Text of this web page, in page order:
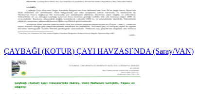
ÇAYBAĞI (KOTUR) ÇAYI HAVZASI`NDA (Saray/VAN)